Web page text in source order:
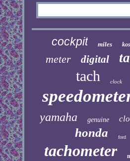
cockpit miles
meter digital
tach clock
yamaha genuine
honda ford
tachometer